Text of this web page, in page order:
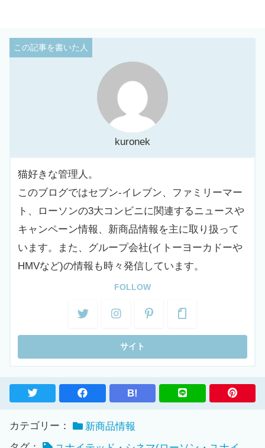
kuronek
猫好きな管理人。
このブログではセブン-イレブン、ファミリーマー
ト、ローソンの3大コンビニに関連するニュースや
キャンペーン情報、新商品情報を主に取り扱って
います。また、グループ会社(イトーヨーカドーや
HMVなど)の情報も時々発信しています。
FOLLOW
B!
カテゴリー：
新商品情報